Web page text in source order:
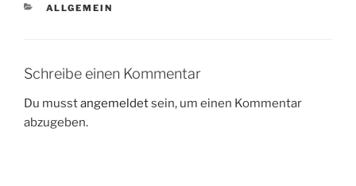
KATEGORIEN
ALLGEMEIN
Schreibe einen Kommentar
Du musstangemeldetsein, um einen Kommentar
abzugeben.